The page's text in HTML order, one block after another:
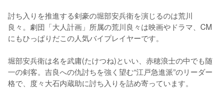
討ち入りを推進する剣豪の堀部安兵衛を演じるのは荒川
良々。劇団「大人計画」所属の荒川良々は映画やドラマ、CM
にもひっぱりだこの人気バイプレイヤーです。
堀部安兵衛は名を武庸(たけつね)といい、赤穂浪士の中でも随
一の剣客。吉良への仇討ちを強く望む“江戸急進派”のリーダー
格で、度々大石内蔵助に討ち入りを詰め寄っています。